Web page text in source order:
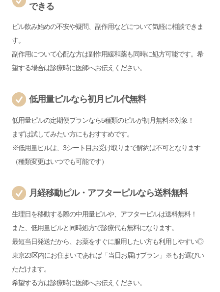
できる
ピル飲み始めの不安や疑問、副作用などについて気軽に相談できま
す。
副作用について心配な方は副作用緩和薬も同時に処方可能です。希
望する場合は診療時に医師へお伝えください。
低用量ピルなら初月ピル代無料
低用量ピルの定期便プランなら5種類のピルが初月無料※対象！
まずは試してみたい方にもおすすめです。
※低用量ピルは、3シート目お受け取りまで解約は不可となります
（種類変更はいつでも可能です）
月経移動ピル・アフターピルなら送料無料
生理日を移動する際の中用量ピルや、アフターピルは送料無料！
また、低用量ピルと同時処方で診療代も無料になります。
最短当日発送だから、お薬をすぐに服用したい方も利用しやすい◎
東京23区内にお住まいであれば「当日お届けプラン」※もお選びい
ただけます。
希望する方は診療時に医師へお伝えください。